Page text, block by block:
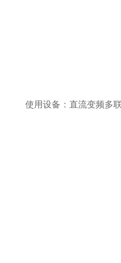
使用设备：直流变频多